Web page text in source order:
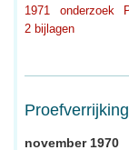
1971
onderzoek
2 bijlagen
november 1970